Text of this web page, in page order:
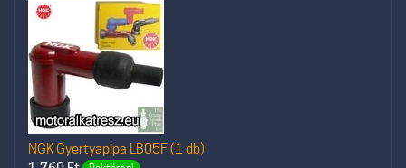
NGK Gyertyapipa LB05F (1 db)